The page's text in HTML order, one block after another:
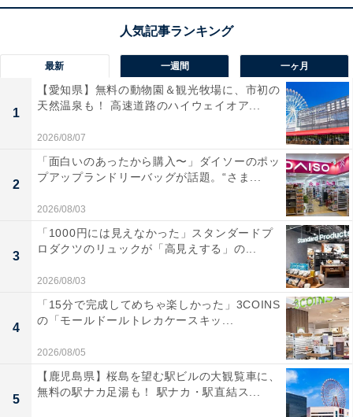
最新 一週間 一ヶ月
1
【愛知県】無料の動物園＆観光牧場に、市初の
天然温泉も！ 高速道路のハイウェイオア...
2026/08/07
2
「面白いのあったから購入〜」ダイソーのポッ
プアップランドリーバッグが話題。“さま...
2026/08/03
3
「1000円には見えなかった」スタンダードプ
ロダクツのリュックが「高見えする」の...
2026/08/03
4
「15分で完成してめちゃ楽しかった」3COINS
の「モールドールトレカケースキッ...
2026/08/05
5
【鹿児島県】桜島を望む駅ビルの大観覧車に、
無料の駅ナカ足湯も！ 駅ナカ・駅直結ス...